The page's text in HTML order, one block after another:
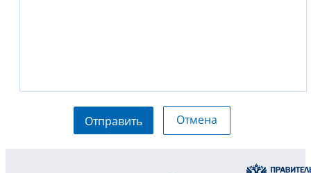
Отправить Отмена